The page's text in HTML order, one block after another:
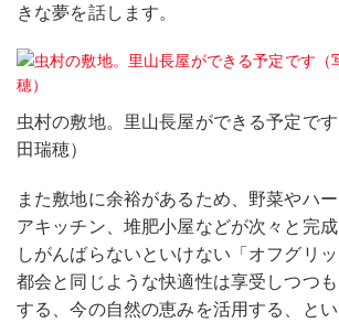
きな夢を話します。
虫村の敷地。里山長屋ができる予定で
田瑞穂）
また敷地に余裕があるため、野菜やハ
アキッチン、堆肥小屋などが次々と完
しがんばらないといけない「オフグリッ
都会と同じような快適性は享受しつつ
する、今の自然の恵みを活用する、と